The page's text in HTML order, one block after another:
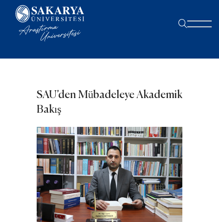
SAU’den Mübadeleye Akademik
Bakış